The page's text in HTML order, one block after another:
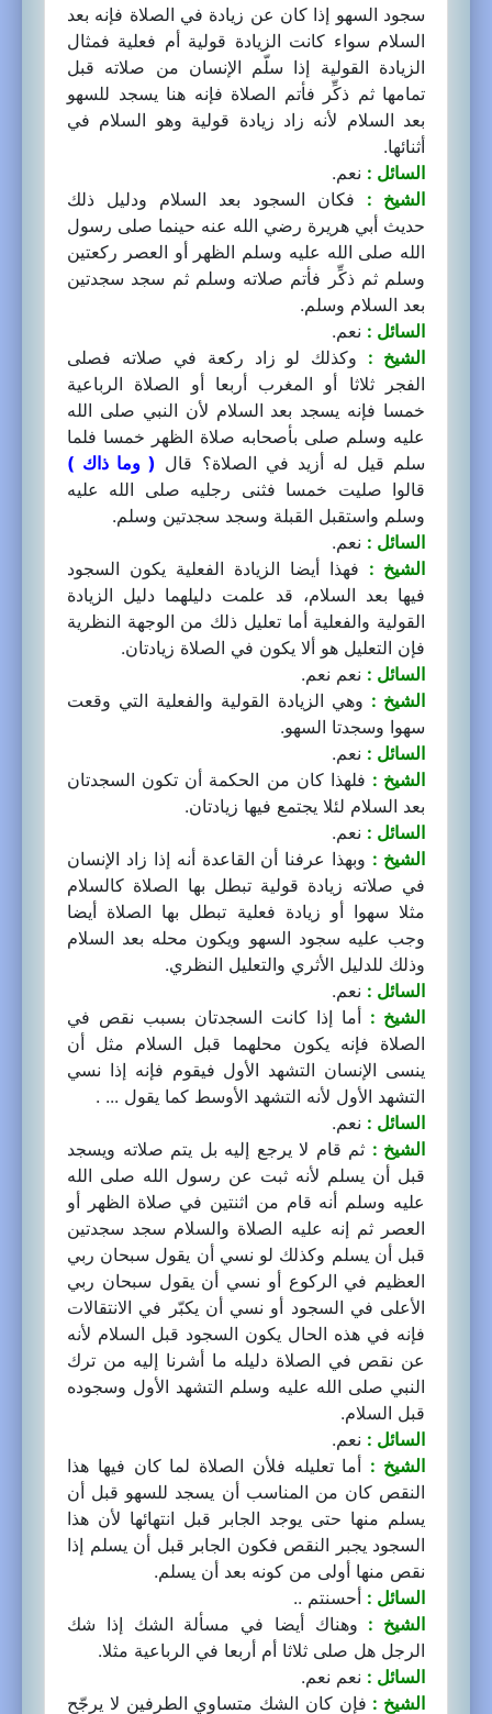
سجود السهو إذا كان عن زيادة في الصلاة فإنه بعد
السلام سواء كانت الزيادة قولية أم فعلية فمثال
الزيادة القولية إذا سلّم الإنسان من صلاته قبل
تمامها ثم ذكِّر فأتم الصلاة فإنه هنا يسجد للسهو
بعد السلام لأنه زاد زيادة قولية وهو السلام في
أثنائها.
السائل : نعم.
الشيخ : فكان السجود بعد السلام ودليل ذلك
حديث أبي هريرة رضي الله عنه حينما صلى رسول
الله صلى الله عليه وسلم الظهر أو العصر ركعتين
وسلم ثم ذكِّر فأتم صلاته وسلم ثم سجد سجدتين
بعد السلام وسلم.
السائل : نعم.
الشيخ : وكذلك لو زاد ركعة في صلاته فصلى
الفجر ثلاثا أو المغرب أربعا أو الصلاة الرباعية
خمسا فإنه يسجد بعد السلام لأن النبي صلى الله
عليه وسلم صلى بأصحابه صلاة الظهر خمسا فلما
سلم قيل له أزيد في الصلاة؟ قال ( وما ذاك )
قالوا صليت خمسا فثنى رجليه صلى الله عليه
وسلم واستقبل القبلة وسجد سجدتين وسلم.
السائل : نعم.
الشيخ : فهذا أيضا الزيادة الفعلية يكون السجود
فيها بعد السلام، قد علمت دليلهما دليل الزيادة
القولية والفعلية أما تعليل ذلك من الوجهة النظرية
فإن التعليل هو ألا يكون في الصلاة زيادتان.
السائل : نعم نعم.
الشيخ : وهي الزيادة القولية والفعلية التي وقعت
سهوا وسجدتا السهو.
السائل : نعم.
الشيخ : فلهذا كان من الحكمة أن تكون السجدتان
بعد السلام لئلا يجتمع فيها زيادتان.
السائل : نعم.
الشيخ : وبهذا عرفنا أن القاعدة أنه إذا زاد الإنسان
في صلاته زيادة قولية تبطل بها الصلاة كالسلام
مثلا سهوا أو زيادة فعلية تبطل بها الصلاة أيضا
وجب عليه سجود السهو ويكون محله بعد السلام
وذلك للدليل الأثري والتعليل النظري.
السائل : نعم.
الشيخ : أما إذا كانت السجدتان بسبب نقص في
الصلاة فإنه يكون محلهما قبل السلام مثل أن
ينسى الإنسان التشهد الأول فيقوم فإنه إذا نسي
التشهد الأول لأنه التشهد الأوسط كما يقول ... .
السائل : نعم.
الشيخ : ثم قام لا يرجع إليه بل يتم صلاته ويسجد
قبل أن يسلم لأنه ثبت عن رسول الله صلى الله
عليه وسلم أنه قام من اثنتين في صلاة الظهر أو
العصر ثم إنه عليه الصلاة والسلام سجد سجدتين
قبل أن يسلم وكذلك لو نسي أن يقول سبحان ربي
العظيم في الركوع أو نسي أن يقول سبحان ربي
الأعلى في السجود أو نسي أن يكبّر في الانتقالات
فإنه في هذه الحال يكون السجود قبل السلام لأنه
عن نقص في الصلاة دليله ما أشرنا إليه من ترك
النبي صلى الله عليه وسلم التشهد الأول وسجوده
قبل السلام.
السائل : نعم.
الشيخ : أما تعليله فلأن الصلاة لما كان فيها هذا
النقص كان من المناسب أن يسجد للسهو قبل أن
يسلم منها حتى يوجد الجابر قبل انتهائها لأن هذا
السجود يجبر النقص فكون الجابر قبل أن يسلم إذا
نقص منها أولى من كونه بعد أن يسلم.
السائل : أحسنتم ..
الشيخ : وهناك أيضا في مسألة الشك إذا شك
الرجل هل صلى ثلاثا أم أربعا في الرباعية مثلا.
السائل : نعم نعم.
الشيخ : فإن كان الشك متساوي الطرفين لا يرجّح